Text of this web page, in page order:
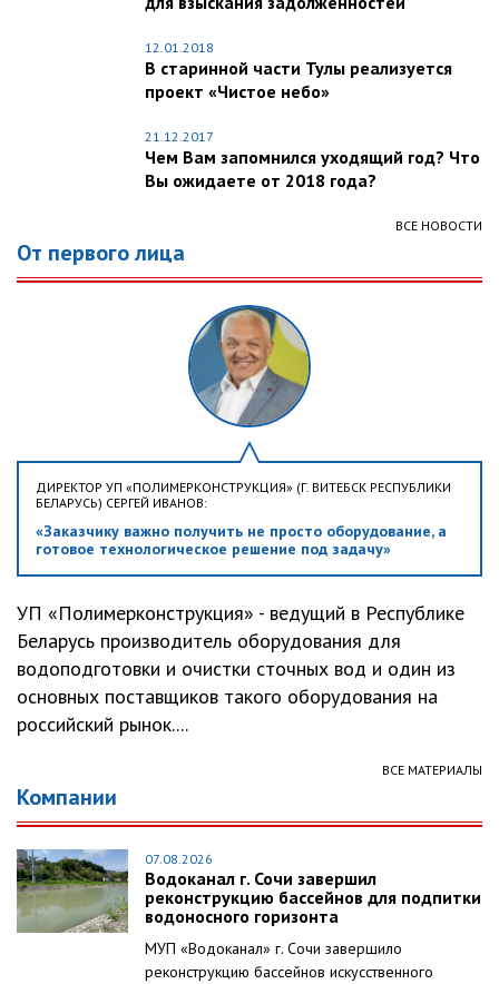
12.01.2018
В старинной части Тулы реализуется
проект «Чистое небо»
21.12.2017
Чем Вам запомнился уходящий год? Что
Вы ожидаете от 2018 года?
ВСЕ НОВОСТИ
От первого лица
ДИРЕКТОР УП «ПОЛИМЕРКОНСТРУКЦИЯ» (Г. ВИТЕБСК РЕСПУБЛИКИ
БЕЛАРУСЬ) СЕРГЕЙ ИВАНОВ:
«Заказчику важно получить не просто оборудование, а
готовое технологическое решение под задачу»
УП «Полимерконструкция» - ведущий в Республике
Беларусь производитель оборудования для
водоподготовки и очистки сточных вод и один из
основных поставщиков такого оборудования на
российский рынок....
ВСЕ МАТЕРИАЛЫ
Компании
07.08.2026
Водоканал г. Сочи завершил
реконструкцию бассейнов для подпитки
водоносного горизонта
МУП «Водоканал» г. Сочи завершило
реконструкцию бассейнов искусственного